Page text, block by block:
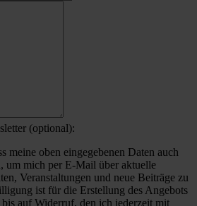
(optional):
meine oben eingegebenen Daten auch
um mich per E-Mail über aktuelle
Veranstaltungen und neue Beiträge zu
ist für die Erstellung des Angebots
auf Widerruf, den ich jederzeit mit